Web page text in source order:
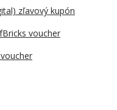
zľavový kupón
voucher